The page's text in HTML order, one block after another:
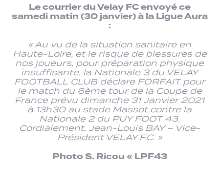
Le courrier du Velay FC envoyé ce
samedi matin (30 janvier) à la Ligue Aura
:
« Au vu de la situation sanitaire en
Haute-Loire, et le risque de blessures de
nos joueurs, pour préparation physique
insuffisante, la Nationale 3 du VELAY
FOOTBALL CLUB déclare FORFAIT pour
le match du 6ème tour de la Coupe de
France prévu dimanche 31 Janvier 2021
à 13h30 au stade Massot contre la
Nationale 2 du PUY FOOT 43.
Cordialement, Jean-Louis BAY – Vice-
Président VELAY F.C. »
Photo S. Ricou « LPF43